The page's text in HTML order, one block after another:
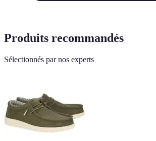
Produits recommandés
Sélectionnés par nos experts